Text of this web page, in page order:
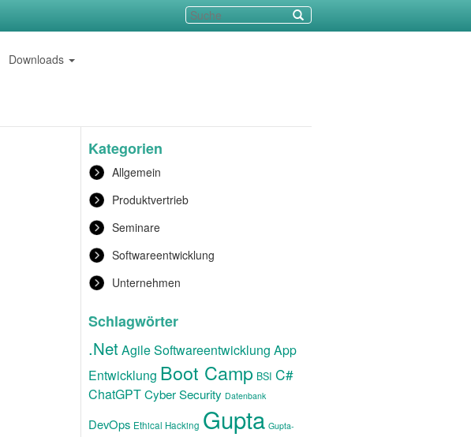
Downloads
Kategorien
Allgemein
Produktvertrieb
Seminare
Softwareentwicklung
Unternehmen
Schlagwörter
.NetAgile Softwareentwicklung App
Entwicklung Boot Camp BSI C#
ChatGPTCyber Security Datenbank
DevOps Ethical Hacking Gupta Gupta-